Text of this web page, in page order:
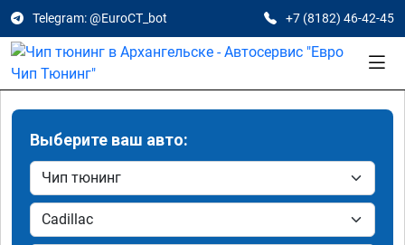
Telegram: @EuroCT_bot +7 (8182) 46-42-45
Выберите ваш авто: